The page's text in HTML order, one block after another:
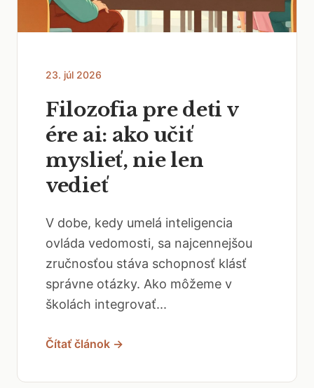
23. júl 2026
Filozofia pre deti v
ére ai: ako učiť
myslieť, nie len
vedieť
V dobe, kedy umelá inteligencia
ovláda vedomosti, sa najcennejšou
zručnosťou stáva schopnosť klásť
správne otázky. Ako môžeme v
školách integrovať...
Čítať článok →